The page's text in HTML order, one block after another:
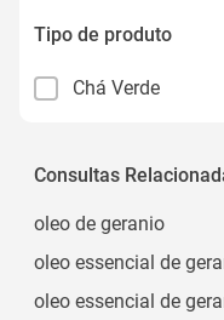
Tipo de produto
Chá Verde
Consultas
oleo de geranio
oleo essencial de
oleo essencial de